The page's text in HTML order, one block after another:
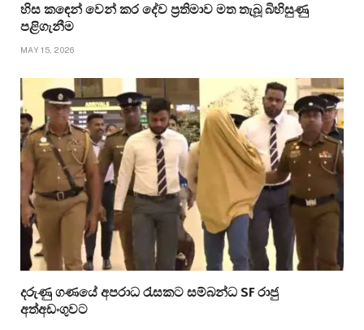
හිස කඳෙන් වෙන් කර දේව ප්‍රතිමාව මත තැබූ බිහිසුණු
පළිගැනීම
MAY 15, 2026
දරුණු ගණයේ අපරාධ රැසකට සම්බන්ධ SF රාජු
අත්අඩංගුවට